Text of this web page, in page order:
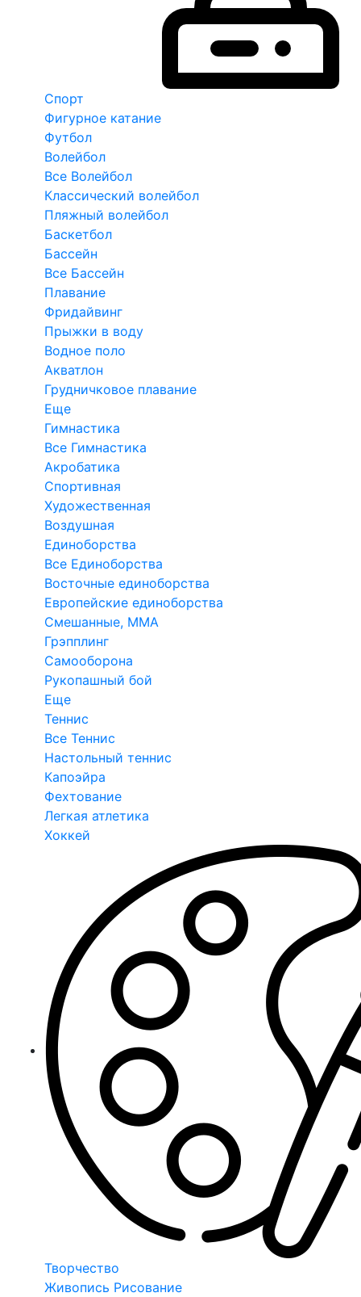
Спорт
Фигурное катание
Футбол
Волейбол
Все Волейбол
Классический волейбол
Пляжный волейбол
Баскетбол
Бассейн
Все Бассейн
Плавание
Фридайвинг
Прыжки в воду
Водное поло
Акватлон
Грудничковое плавание
Еще
Гимнастика
Все Гимнастика
Акробатика
Спортивная
Художественная
Воздушная
Единоборства
Все Единоборства
Восточные единоборства
Европейские единоборства
Смешанные, ММА
Грэпплинг
Самооборона
Рукопашный бой
Еще
Теннис
Все Теннис
Настольный теннис
Капоэйра
Фехтование
Легкая атлетика
Хоккей
Творчество
Живопись Рисование